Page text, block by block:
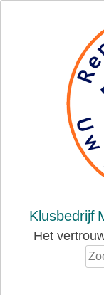
Klusbedrijf
Het